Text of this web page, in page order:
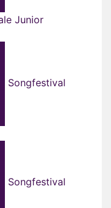
Junior
Songfestival
Songfestival